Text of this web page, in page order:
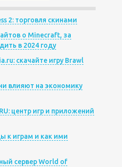
2: торговля скинами
о Minecraft, за
в 2024 году
скачайте игру Brawl
влияют на экономику
центр игр и приложений
к играм и как ими
сервер World of